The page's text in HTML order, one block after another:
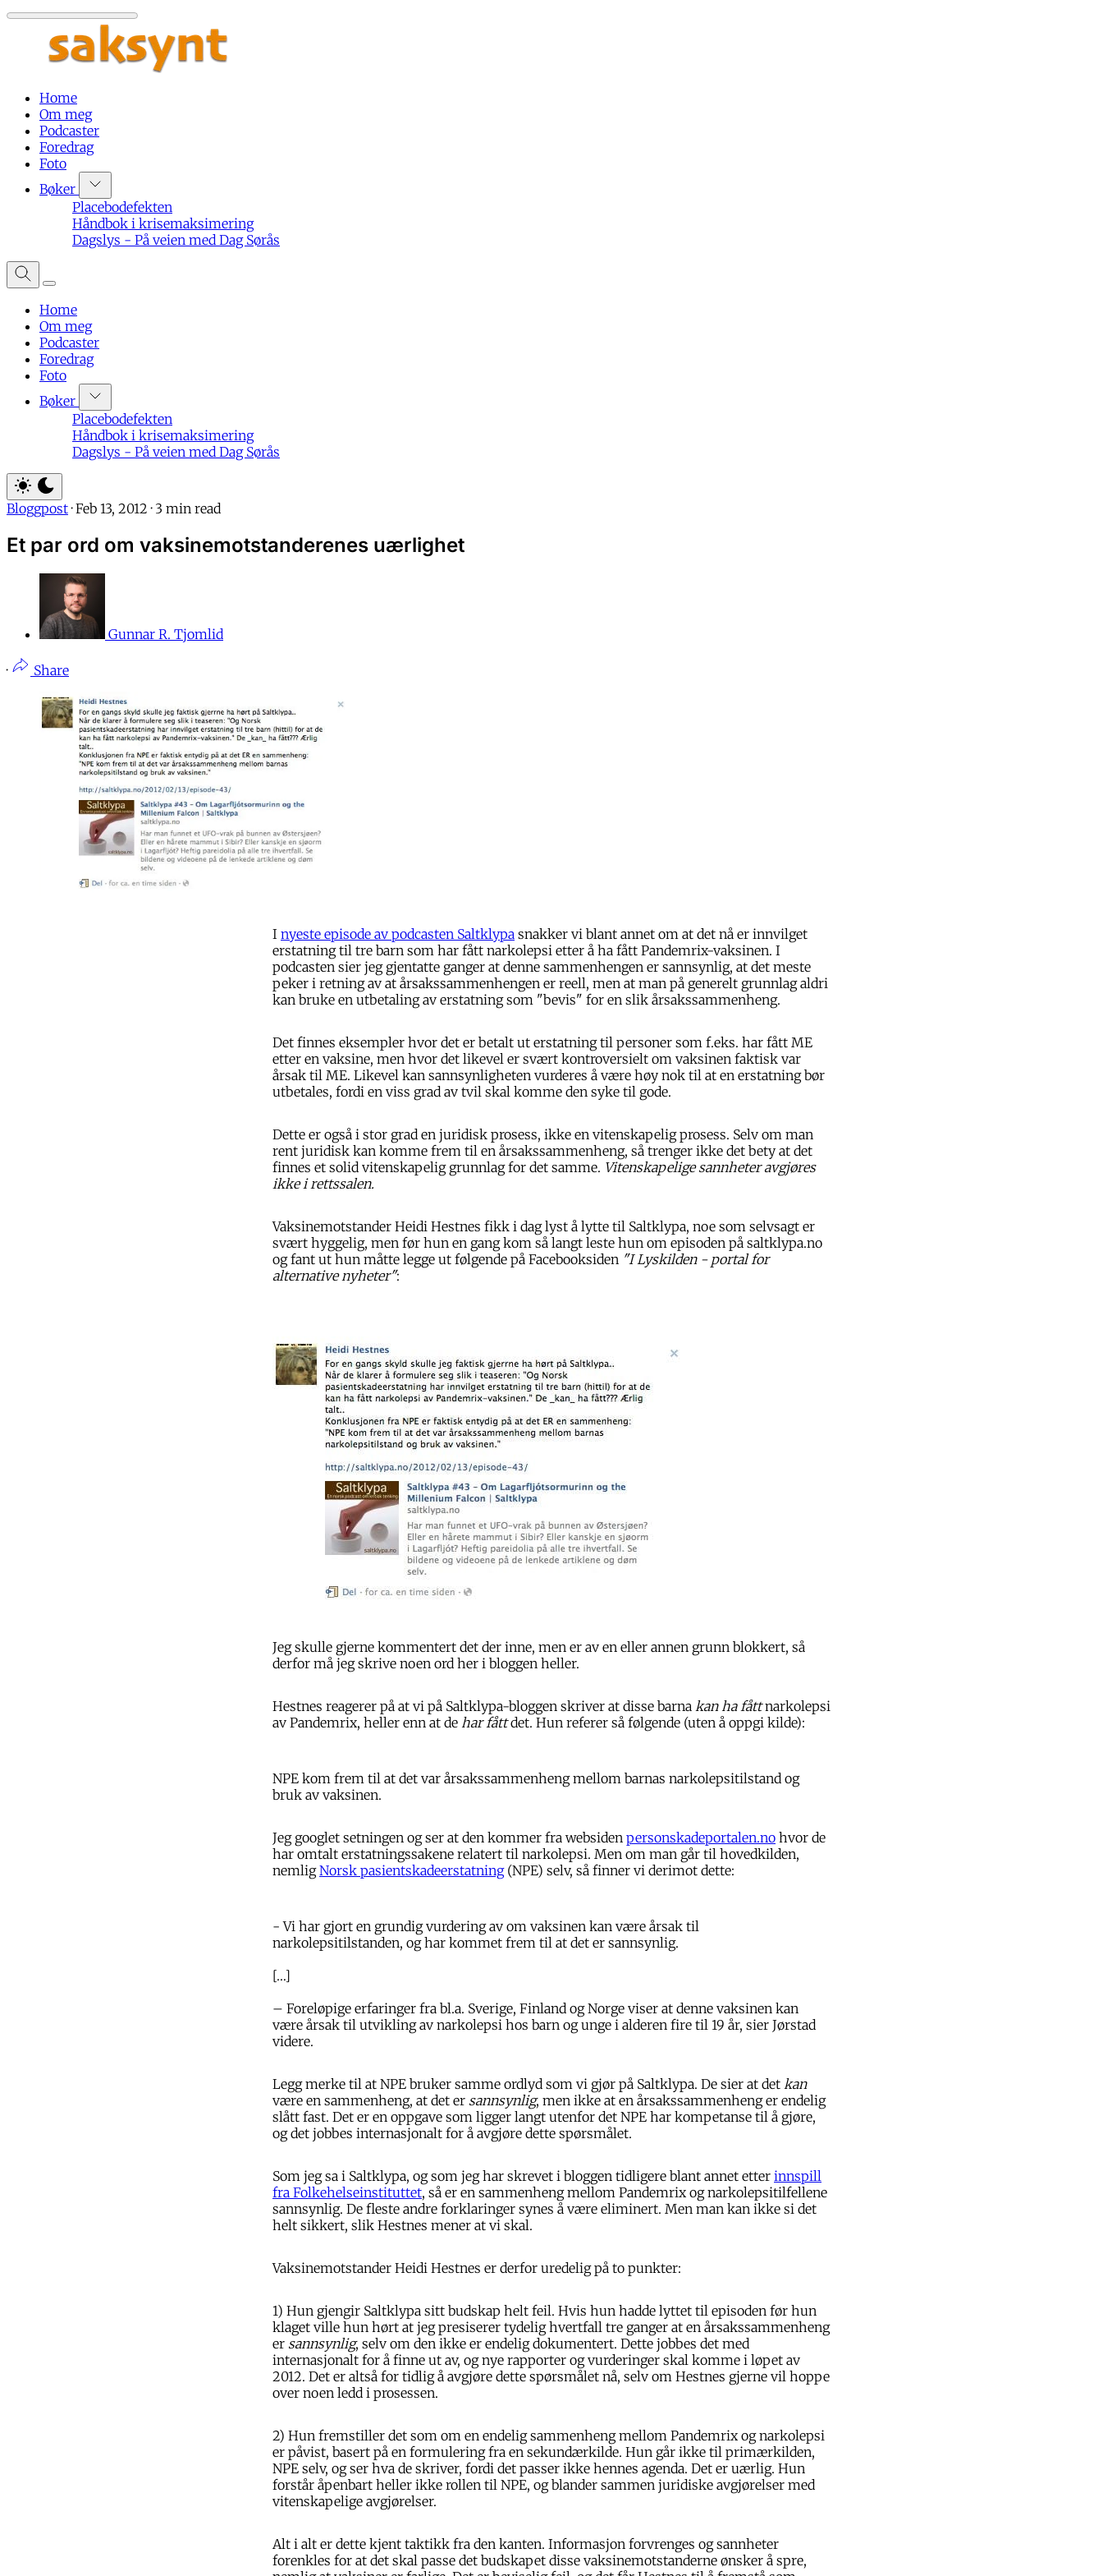
Home
Om meg
Podcaster
Foredrag
Foto
Bøker
Placebodefekten
Håndbok i krisemaksimering
Dagslys - På veien med Dag Sørås
Home
Om meg
Podcaster
Foredrag
Foto
Bøker
Placebodefekten
Håndbok i krisemaksimering
Dagslys - På veien med Dag Sørås
Bloggpost · Feb 13, 2012 · 3 min read
Et par ord om vaksinemotstanderenes uærlighet
Gunnar R. Tjomlid
· Share
I nyeste episode av podcasten Saltklypa snakker vi blant annet om at det nå er innvilget
erstatning til tre barn som har fått narkolepsi etter å ha fått Pandemrix-vaksinen. I
podcasten sier jeg gjentatte ganger at denne sammenhengen er sannsynlig, at det meste
peker i retning av at årsakssammenhengen er reell, men at man på generelt grunnlag aldri
kan bruke en utbetaling av erstatning som "bevis" for en slik årsakssammenheng.
Det finnes eksempler hvor det er betalt ut erstatning til personer som f.eks. har fått ME
etter en vaksine, men hvor det likevel er svært kontroversielt om vaksinen faktisk var
årsak til ME. Likevel kan sannsynligheten vurderes å være høy nok til at en erstatning bør
utbetales, fordi en viss grad av tvil skal komme den syke til gode.
Dette er også i stor grad en juridisk prosess, ikke en vitenskapelig prosess. Selv om man
rent juridisk kan komme frem til en årsakssammenheng, så trenger ikke det bety at det
finnes et solid vitenskapelig grunnlag for det samme. Vitenskapelige sannheter avgjøres
ikke i rettssalen.
Vaksinemotstander Heidi Hestnes fikk i dag lyst å lytte til Saltklypa, noe som selvsagt er
svært hyggelig, men før hun en gang kom så langt leste hun om episoden på saltklypa.no
og fant ut hun måtte legge ut følgende på Facebooksiden "I Lyskilden - portal for
alternative nyheter":
Jeg skulle gjerne kommentert det der inne, men er av en eller annen grunn blokkert, så
derfor må jeg skrive noen ord her i bloggen heller.
Hestnes reagerer på at vi på Saltklypa-bloggen skriver at disse barna kan ha fåttnarkolepsi
av Pandemrix, heller enn at de har fåttdet. Hun referer så følgende (uten å oppgi kilde):
NPE kom frem til at det var årsakssammenheng mellom barnas narkolepsitilstand og
bruk av vaksinen.
Jeg googlet setningen og ser at den kommer fra websiden personskadeportalen.no hvor de
har omtalt erstatningssakene relatert til narkolepsi. Men om man går til hovedkilden,
nemligNorsk pasientskadeerstatning(NPE) selv, så finner vi derimot dette:
- Vi har gjort en grundig vurdering av om vaksinen kan være årsak til
narkolepsitilstanden, og har kommet frem til at det er sannsynlig.
[…]
– Foreløpige erfaringer fra bl.a. Sverige, Finland og Norge viser at denne vaksinen kan
være årsak til utvikling av narkolepsi hos barn og unge i alderen fire til 19 år, sier Jørstad
videre.
Legg merke til at NPE bruker samme ordlyd som vi gjør på Saltklypa. De sier at det kan
være en sammenheng, at det er sannsynlig, men ikke at en årsakssammenheng er endelig
slått fast. Det er en oppgave som ligger langt utenfor det NPE har kompetanse til å gjøre,
og det jobbes internasjonalt for å avgjøre dette spørsmålet.
Som jeg sa i Saltklypa, og som jeg har skrevet i bloggen tidligere blant annet etter innspill
fra Folkehelseinstituttet, så er en sammenheng mellom Pandemrix og narkolepsitilfellene
sannsynlig. De fleste andre forklaringer synes å være eliminert. Men man kan ikke si det
helt sikkert, slik Hestnes mener at vi skal.
Vaksinemotstander Heidi Hestnes er derfor uredelig på to punkter:
1) Hun gjengir Saltklypa sitt budskap helt feil. Hvis hun hadde lyttet til episoden før hun
klaget ville hun hørt at jeg presiserer tydelig hvertfall tre ganger at en årsakssammenheng
er sannsynlig, selv om den ikke er endelig dokumentert. Dette jobbes det med
internasjonalt for å finne ut av, og nye rapporter og vurderinger skal komme i løpet av
2012. Det er altså for tidlig å avgjøre dette spørsmålet nå, selv om Hestnes gjerne vil hoppe
over noen ledd i prosessen.
2) Hun fremstiller det som om en endelig sammenheng mellom Pandemrix og narkolepsi
er påvist, basert på en formulering fra en sekundærkilde. Hun går ikke til primærkilden,
NPE selv, og ser hva de skriver, fordi det passer ikke hennes agenda. Det er uærlig. Hun
forstår åpenbart heller ikke rollen til NPE, og blander sammen juridiske avgjørelser med
vitenskapelige avgjørelser.
Alt i alt er dette kjent taktikk fra den kanten. Informasjon forvrenges og sannheter
forenkles for at det skal passe det budskapet disse vaksinemotstanderne ønsker å spre,